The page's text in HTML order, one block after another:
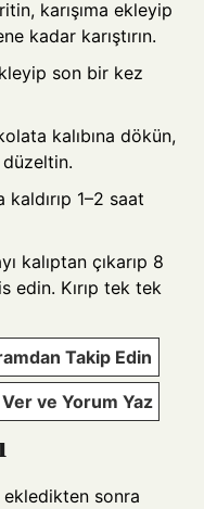
karışıma ekleyip
kadar karıştırın.
son bir kez
kalıbına dökün,
kaldırıp 1–2 saat
kalıptan çıkarıp 8
edin. Kırıp tek tek
Takip Edin
ve Yorum Yaz
ekledikten sonra